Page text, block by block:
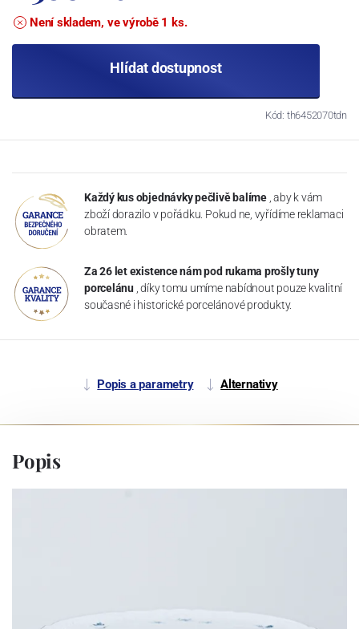
Není skladem, ve výrobě 1 ks.
Hlídat dostupnost
Kód: th6452070tdn
Každý kus objednávky pečlivě balíme , aby k vám
zboží dorazilo v pořádku. Pokud ne, vyřídíme reklamaci
obratem.
Za 26 let existence nám pod rukama prošly tuny
porcelánu , díky tomu umíme nabídnout pouze kvalitní
současné i historické porcelánové produkty.
Popis a parametry Alternativy
Popis